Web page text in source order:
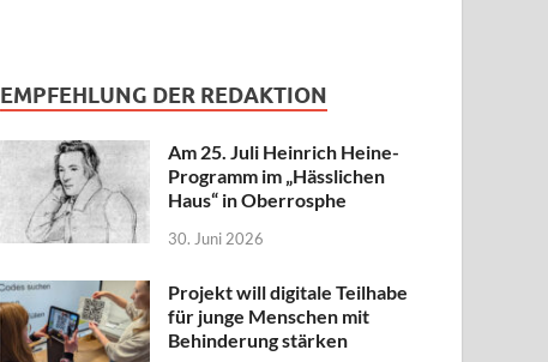
EMPFEHLUNG DER REDAKTION
Am 25. Juli Heinrich Heine-
Programm im „Hässlichen
Haus“ in Oberrosphe
30. Juni 2026
Projekt will digitale Teilhabe
für junge Menschen mit
Behinderung stärken